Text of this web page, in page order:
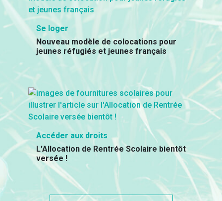
Se loger
Nouveau modèle de colocations pour
jeunes réfugiés et jeunes français
Accéder aux droits
L'Allocation de Rentrée Scolaire bientôt
versée !